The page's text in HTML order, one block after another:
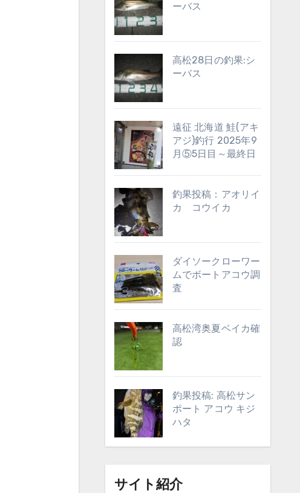
ーバス
高松28日の釣果:シ
ーバス
遠征 北海道 鮭(アキ
アジ)釣行 2025年9
月⑤5日目～最終日
釣果投稿：アオリイ
カ コウイカ
ダイソークローワー
ムでボートアコウ調
査
高松湾奥夏ベイカ確
認
釣果投稿: 高松サン
ポート アコウ キジ
ハタ
サイト紹介